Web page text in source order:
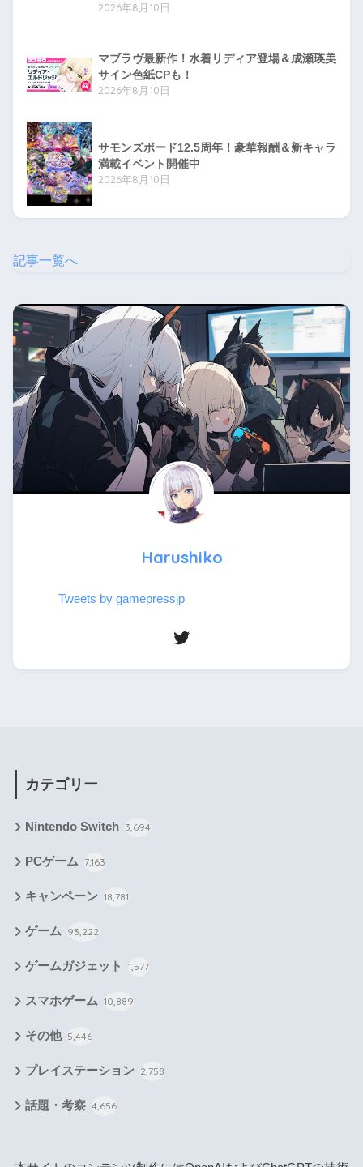
2026年8月10日
マブラヴ最新作！水着リディア登場＆成瀬瑛美
サイン色紙CPも！
2026年8月10日
サモンズボード12.5周年！豪華報酬＆新キャラ
満載イベント開催中
2026年8月10日
記事一覧へ
Harushiko
Tweets by gamepressjp
カテゴリー
Nintendo Switch 3,694
PCゲーム 7,163
キャンペーン 18,781
ゲーム 93,222
ゲームガジェット 1,577
スマホゲーム 10,889
その他 5,446
プレイステーション 2,758
話題・考察 4,656